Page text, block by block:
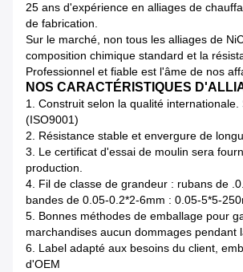
25 ans d'expérience en alliages de
de fabrication.
Sur le marché, non tous les alliages de
composition chimique standard et la
Professionnel et fiable est l'âme de nos
NOS CARACTÉRISTIQUES
1. Construit selon la qualité internationale.
(ISO9001)
2. Résistance stable et envergure de
3. Le certificat d'essai de moulin sera
production.
4. Fil de classe de grandeur : rubans de
bandes de 0.05-0.2*2-6mm : 0.05-5*5-
5. Bonnes méthodes de emballage pour
marchandises aucun dommages pendant
6. Label adapté aux besoins du client,
d'OEM